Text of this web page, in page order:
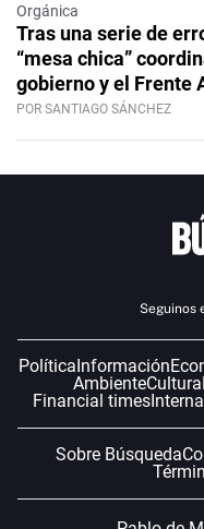
Orgánica
Tras una serie de
“mesa chica”
gobierno y el Frente
POR SANTIAGO SÁNCHEZ
Seguinos
PolíticaInformación
AmbienteCultura
Financial times
Sobre Búsqueda